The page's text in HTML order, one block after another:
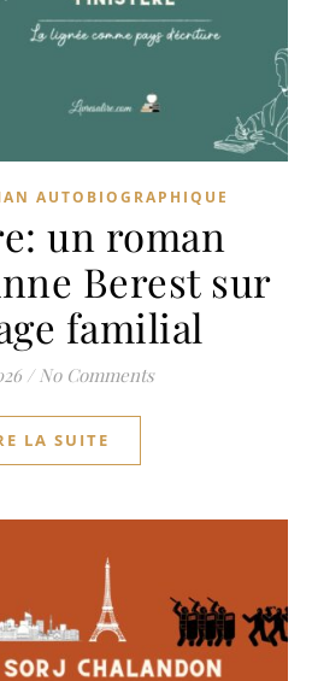
AUTOBIOGRAPHIQUE
un roman
Berest sur
familial
/ No Comments
LA SUITE